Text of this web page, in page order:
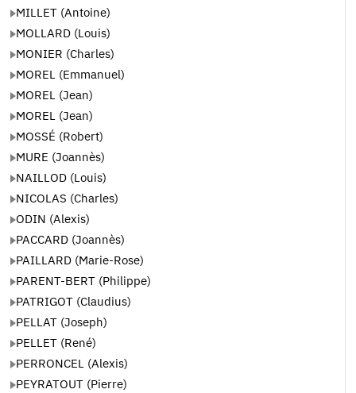
MILLET (Antoine)
MOLLARD (Louis)
MONIER (Charles)
MOREL (Emmanuel)
MOREL (Jean)
MOREL (Jean)
MOSSÉ (Robert)
MURE (Joannès)
NAILLOD (Louis)
NICOLAS (Charles)
ODIN (Alexis)
PACCARD (Joannès)
PAILLARD (Marie-Rose)
PARENT-BERT (Philippe)
PATRIGOT (Claudius)
PELLAT (Joseph)
PELLET (René)
PERRONCEL (Alexis)
PEYRATOUT (Pierre)